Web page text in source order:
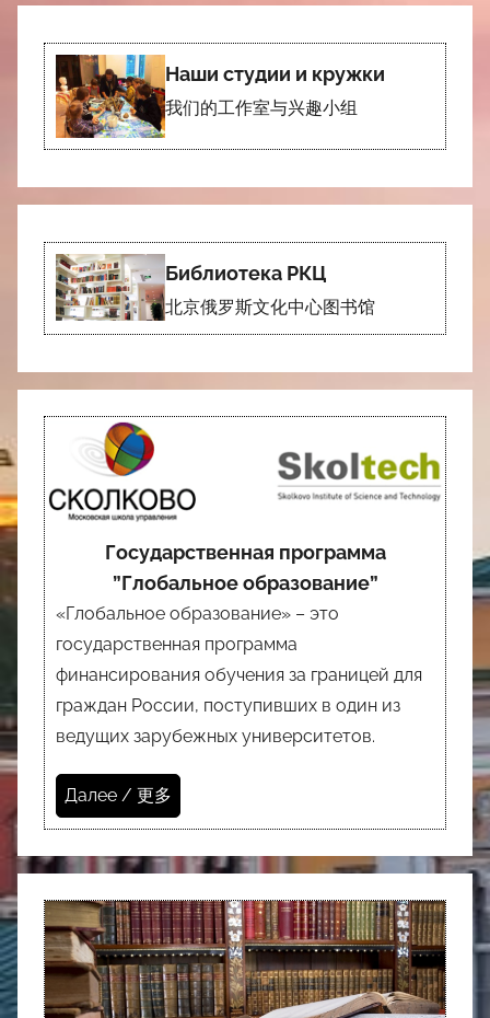
Наши студии и кружки
我们的工作室与兴趣小组
Библиотека РКЦ
北京俄罗斯文化中心图书馆
Государственная программа
”Глобальное образование”
«Глобальное образование» – это
государственная программа
финансирования обучения за границей для
граждан России, поступивших в один из
ведущих зарубежных университетов.
Далее / 更多